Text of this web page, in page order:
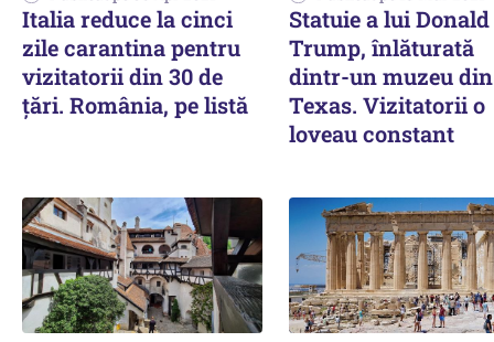
Italia reduce la cinci
zile carantina pentru
vizitatorii din 30 de
ţări. România, pe listă
Statuie a lui Donald
Trump, înlăturată
dintr-un muzeu din
Texas. Vizitatorii o
loveau constant